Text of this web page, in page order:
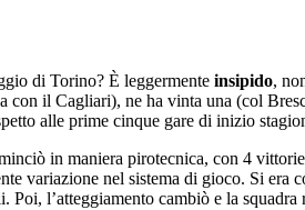
di Torino? È leggermente insipido,
con il Cagliari), ne ha vinta una (col
alle prime cinque gare di inizio
in maniera pirotecnica, con 4
variazione nel sistema di gioco. Si
Poi, l’atteggiamento cambiò e la